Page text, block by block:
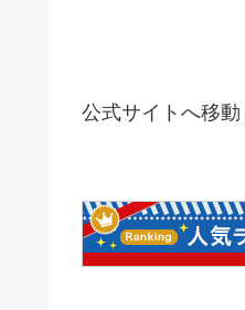
公式サイトへ移動